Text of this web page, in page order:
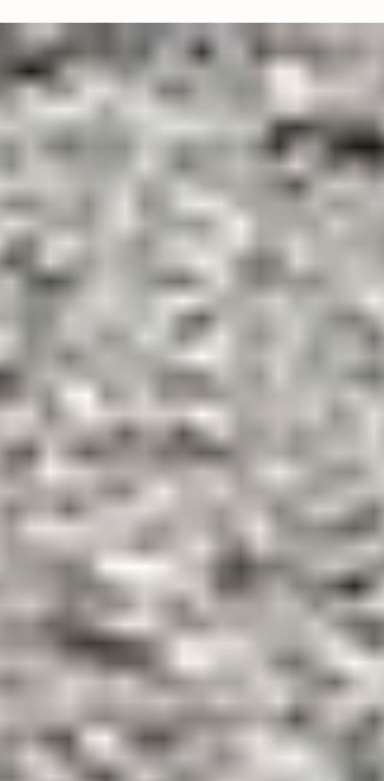
う暑くなってきている状態でしたが子ども達も元気いっ
い！ とても楽しそうでした😊 子ども達のクワイの植え付
け体験についてはこちら 収穫の見学に来たのは11月の
り。 外は寒いですが、寒くても子ども達は元気いっぱい
楽しそうでした！ 私達も元気をたくさん分けてもらった
で収穫頑張れそうです😊